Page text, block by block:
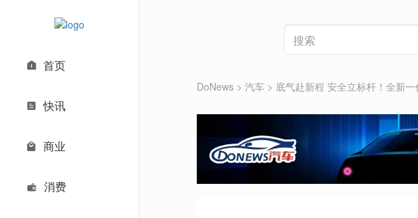
首页
快讯
商业
消费
DoNews > 汽车 > 底气赴新程 安全立标杆！全新